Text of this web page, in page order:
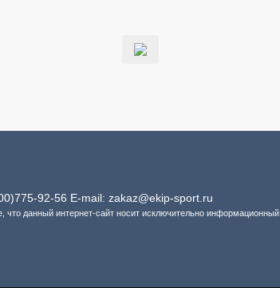
92-56 E-mail: zakaz@ekip-sport.ru
данный интернет-сайт носит исключительно информационный